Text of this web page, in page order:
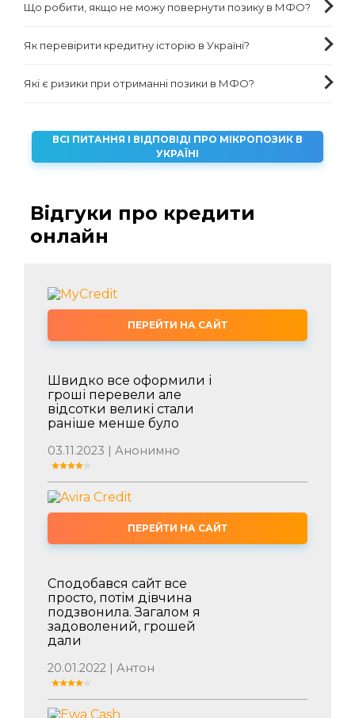
Що робити, якщо не можу повернути позику в МФО?
Як перевірити кредитну історію в Україні?
Які є ризики при отриманні позики в МФО?
ВСІ ПИТАННЯ І ВІДПОВІДІ ПРО МІКРОПОЗИК В
УКРАЇНІ
Відгуки про кредити
онлайн
ПЕРЕЙТИ НА САЙТ
Швидко все оформили і
гроші перевели але
відсотки великі стали
раніше менше було
03.11.2023 | Анонимно
ПЕРЕЙТИ НА САЙТ
Сподобався сайт все
просто, потім дівчина
подзвонила. Загалом я
задоволений, грошей
дали
20.01.2022 | Антон